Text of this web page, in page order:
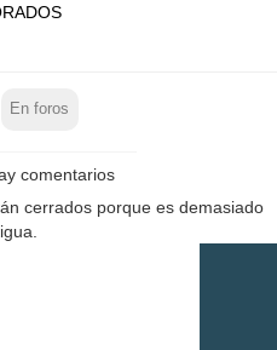
En foros
comentarios
cerrados porque es demasiado